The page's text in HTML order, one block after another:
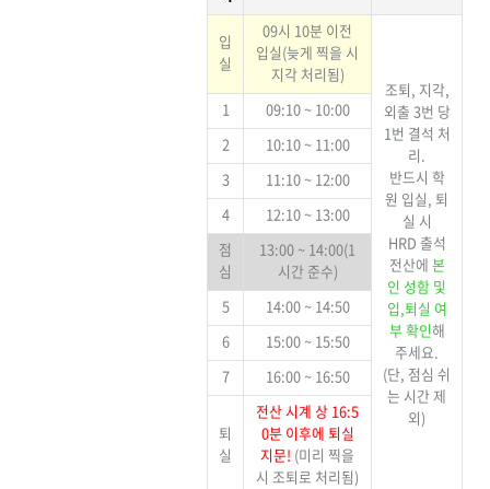
입
실
09시 10분 이전
입실(늦게 찍을 시
지각 처리됨)
조퇴, 지각,
외출 3번 당
1번 결석 처
리.
반드시 학
원 입실, 퇴
실 시
HRD 출석
전산에 본
인 성함 및
입,퇴실 여
부 확인해
주세요.
(단, 점심 쉬
는 시간 제
외)
1
09:10 ~ 10:00
2
10:10 ~ 11:00
3
11:10 ~ 12:00
4
12:10 ~ 13:00
점
심
13:00 ~ 14:00(1
시간 준수)
5
14:00 ~ 14:50
6
15:00 ~ 15:50
7
16:00 ~ 16:50
퇴
실
전산 시계 상 16:5
0분 이후에 퇴실
지문! (미리 찍을
시 조퇴로 처리됨)